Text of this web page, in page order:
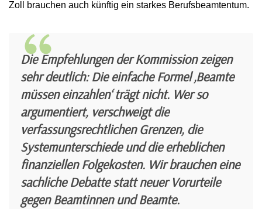
Zoll brauchen auch künftig ein starkes Berufsbeamtentum.
Die Empfehlungen der Kommission zeigen
sehr deutlich: Die einfache Formel ‚Beamte
müssen einzahlen‘ trägt nicht. Wer so
argumentiert, verschweigt die
verfassungsrechtlichen Grenzen, die
Systemunterschiede und die erheblichen
finanziellen Folgekosten. Wir brauchen eine
sachliche Debatte statt neuer Vorurteile
gegen Beamtinnen und Beamte.